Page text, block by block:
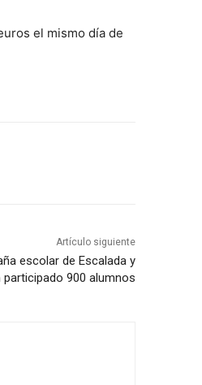
el mismo día de
Artículo siguiente
escolar de Escalada y
participado 900 alumnos